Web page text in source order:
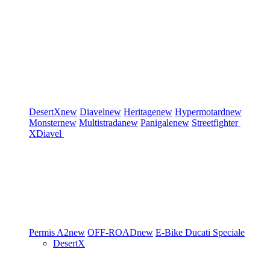
DesertXnew Diavelnew Heritagenew Hypermotardnew
Monsternew Multistradanew Panigalenew Streetfighter
XDiavel
Permis A2new OFF-ROADnew E-Bike Ducati Speciale
DesertX